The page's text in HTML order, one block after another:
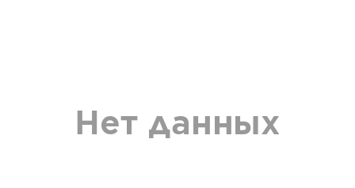
Нет данных